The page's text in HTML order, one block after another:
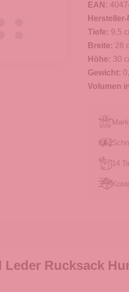
EAN:
Hersteller-
Tiefe: 9,5
Breite: 28
Höhe: 30
Gewicht:
Volumen
14
Rucksack